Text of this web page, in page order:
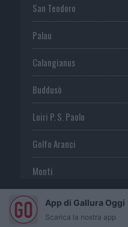
San Teodoro
Palau
Calangianus
Buddusò
Loiri P. S. Paolo
Golfo Aranci
Monti
TeltiApp di Gallura Oggi
Scarica la nostra app